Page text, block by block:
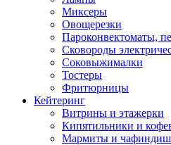
Миксеры
Овощерезки
Пароконвектоматы,
Сковороды
Соковыжималки
Тостеры
Фритюрницы
Кейтеринг
Витрины и этажерки
Кипятильники и
Мармиты и